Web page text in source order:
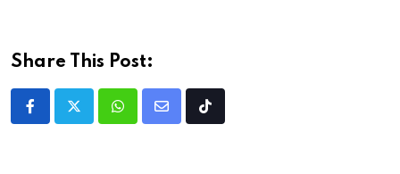
Share This Post: